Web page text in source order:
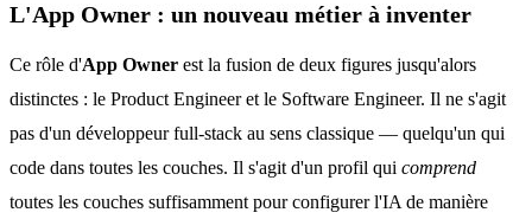
L'App Owner : un nouveau métier à inventer
Ce rôle d'App Owner est la fusion de deux figures jusqu'alors
distinctes : le Product Engineer et le Software Engineer. Il ne s'agit
pas d'un développeur full-stack au sens classique — quelqu'un qui
code dans toutes les couches. Il s'agit d'un profil qui comprend
toutes les couches suffisamment pour configurer l'IA de manière